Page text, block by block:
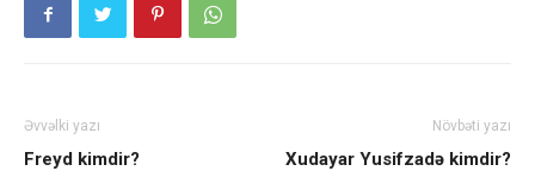
Əvvəlki yazı
Freyd kimdir?
Növbəti yazı
Xudayar Yusifzadə kimdir?